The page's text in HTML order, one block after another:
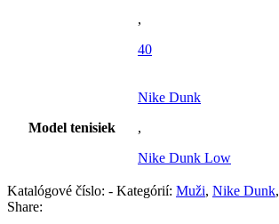
,
40
Model tenisiek
Nike Dunk
,
Nike Dunk Low
Katalógové číslo: - Kategórií: Muži, Nike Dunk,
Share: